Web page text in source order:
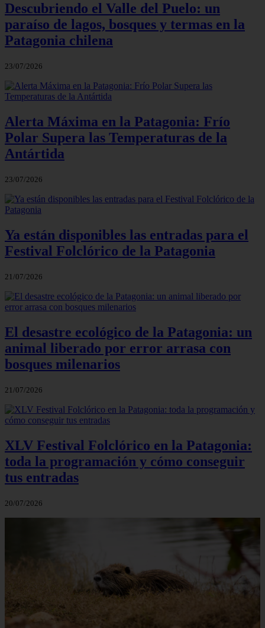
Descubriendo el Valle del Puelo: un
paraíso de lagos, bosques y termas en la
Patagonia chilena
23/07/2026
Alerta Máxima en la Patagonia: Frío
Polar Supera las Temperaturas de la
Antártida
23/07/2026
Ya están disponibles las entradas para el
Festival Folclórico de la Patagonia
21/07/2026
El desastre ecológico de la Patagonia: un
animal liberado por error arrasa con
bosques milenarios
21/07/2026
XLV Festival Folclórico en la Patagonia:
toda la programación y cómo conseguir
tus entradas
20/07/2026